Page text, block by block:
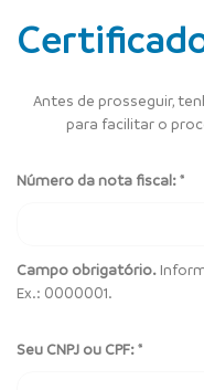
Antes de prosseguir,
para facilitar o
Número da nota fiscal: *
Campo obrigatório.
Ex.: 0000001.
Seu CNPJ ou CPF: *